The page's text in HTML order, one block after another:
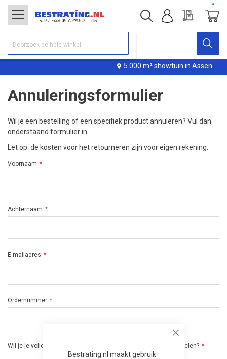
Bestrating.nl maakt gebruik
5.000 m² showtuin in Assen
Offerte
Annuleringsformulier
Wil je een bestelling of een specifiek product annuleren? Vul dan
onderstaand formulier in.
Let op: de kosten voor het retourneren zijn voor eigen rekening.
Voornaam
Achternaam
E-mailadres
Ordernummer
Wil je je volledige bestelling annuleren of alleen specifieke artikelen?